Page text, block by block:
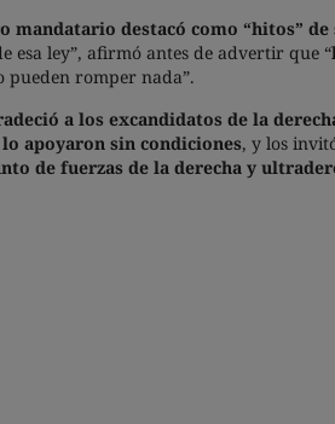
mandatario destacó como “hitos”
esa ley”, afirmó antes de advertir que “
pueden romper nada”.
a los excandidatos de la
lo apoyaron sin condiciones, y los
de fuerzas de la derecha y